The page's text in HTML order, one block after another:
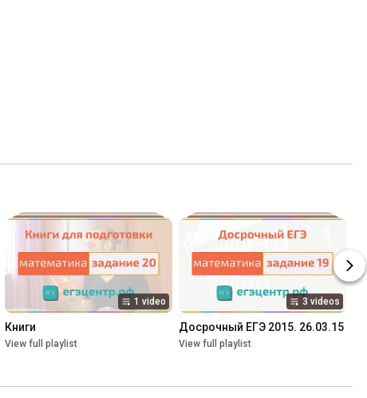
1 video
Книги
View full playlist
3 videos
Досрочный ЕГЭ 2015. 26.03.15
View full playlist